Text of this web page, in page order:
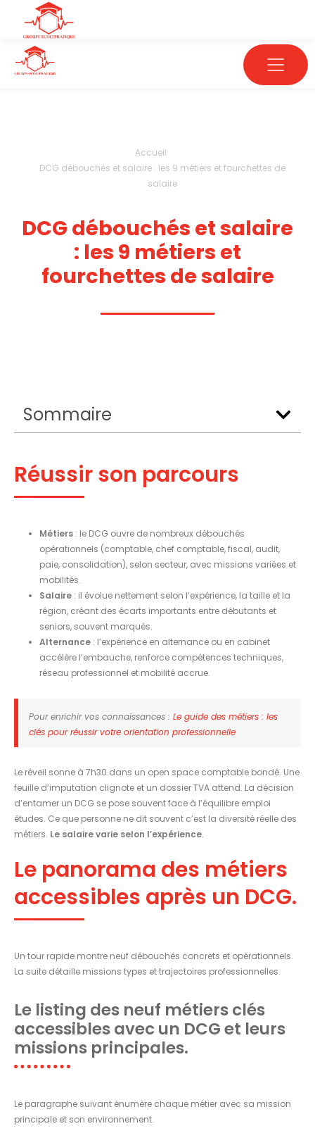
Accueil
DCG débouchés et salaire : les 9 métiers et fourchettes de
salaire
DCG débouchés et salaire
: les 9 métiers et
fourchettes de salaire
Sommaire
Réussir son parcours
Métiers : le DCG ouvre de nombreux débouchés
opérationnels (comptable, chef comptable, fiscal, audit,
paie, consolidation), selon secteur, avec missions variées et
mobilités.
Salaire : il évolue nettement selon l’expérience, la taille et la
région, créant des écarts importants entre débutants et
seniors, souvent marqués.
Alternance : l’expérience en alternance ou en cabinet
accélère l’embauche, renforce compétences techniques,
réseau professionnel et mobilité accrue.
Pour enrichir vos connaissances : Le guide des métiers : les
clés pour réussir votre orientation professionnelle
Le réveil sonne à 7h30 dans un open space comptable bondé. Une
feuille d’imputation clignote et un dossier TVA attend. La décision
d’entamer un DCG se pose souvent face à l’équilibre emploi
études. Ce que personne ne dit souvent c’est la diversité réelle des
métiers. Le salaire varie selon l’expérience.
Le panorama des métiers
accessibles après un DCG.
Un tour rapide montre neuf débouchés concrets et opérationnels.
La suite détaille missions types et trajectoires professionnelles.
Le listing des neuf métiers clés
accessibles avec un DCG et leurs
missions principales.
Le paragraphe suivant énumère chaque métier avec sa mission
principale et son environnement.